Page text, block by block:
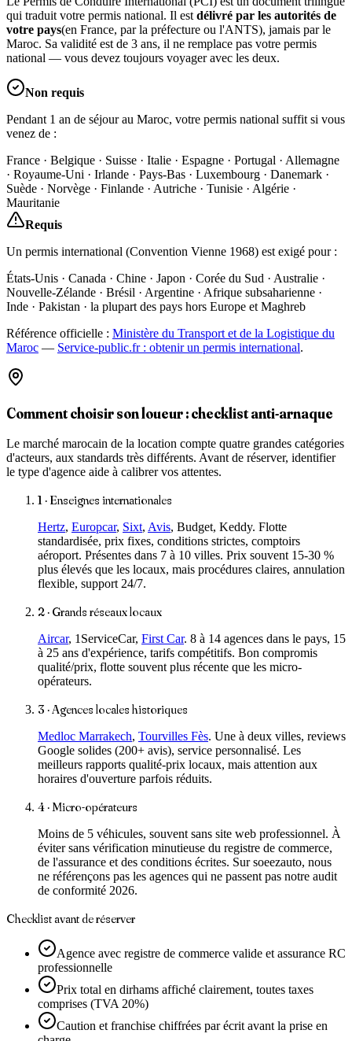
qui traduit votre permis national. Il est délivré par les autorités de
votre pays(en France, par la préfecture ou l'ANTS), jamais par le
Maroc. Sa validité est de 3 ans, il ne remplace pas votre permis
national — vous devez toujours voyager avec les deux.
Non requis
Pendant 1 an de séjour au Maroc, votre permis national suffit si vous
venez de :
France · Belgique · Suisse · Italie · Espagne · Portugal · Allemagne
· Royaume-Uni · Irlande · Pays-Bas · Luxembourg · Danemark ·
Suède · Norvège · Finlande · Autriche · Tunisie · Algérie ·
Mauritanie
Requis
Un permis international (Convention Vienne 1968) est exigé pour :
États-Unis · Canada · Chine · Japon · Corée du Sud · Australie ·
Nouvelle-Zélande · Brésil · Argentine · Afrique subsaharienne ·
Inde · Pakistan · la plupart des pays hors Europe et Maghreb
Référence officielle : Ministère du Transport et de la Logistique du
Maroc — Service-public.fr : obtenir un permis international.
Comment choisir son loueur : checklist anti-arnaque
Le marché marocain de la location compte quatre grandes catégories
d'acteurs, aux standards très différents. Avant de réserver, identifier
le type d'agence aide à calibrer vos attentes.
1 · Enseignes internationales
Hertz, Europcar, Sixt, Avis, Budget, Keddy. Flotte
standardisée, prix fixes, conditions strictes, comptoirs
aéroport. Présentes dans 7 à 10 villes. Prix souvent 15-30 %
plus élevés que les locaux, mais procédures claires, annulation
flexible, support 24/7.
2 · Grands réseaux locaux
Aircar, 1ServiceCar, First Car. 8 à 14 agences dans le pays, 15
à 25 ans d'expérience, tarifs compétitifs. Bon compromis
qualité/prix, flotte souvent plus récente que les micro-
opérateurs.
3 · Agences locales historiques
Medloc Marrakech, Tourvilles Fès. Une à deux villes, reviews
Google solides (200+ avis), service personnalisé. Les
meilleurs rapports qualité-prix locaux, mais attention aux
horaires d'ouverture parfois réduits.
4 · Micro-opérateurs
Moins de 5 véhicules, souvent sans site web professionnel. À
éviter sans vérification minutieuse du registre de commerce,
de l'assurance et des conditions écrites. Sur soeezauto, nous
ne référençons pas les agences qui ne passent pas notre audit
de conformité 2026.
Checklist avant de réserver
Agence avec registre de commerce valide et assurance RC
professionnelle
Prix total en dirhams affiché clairement, toutes taxes
comprises (TVA 20%)
Caution et franchise chiffrées par écrit avant la prise en